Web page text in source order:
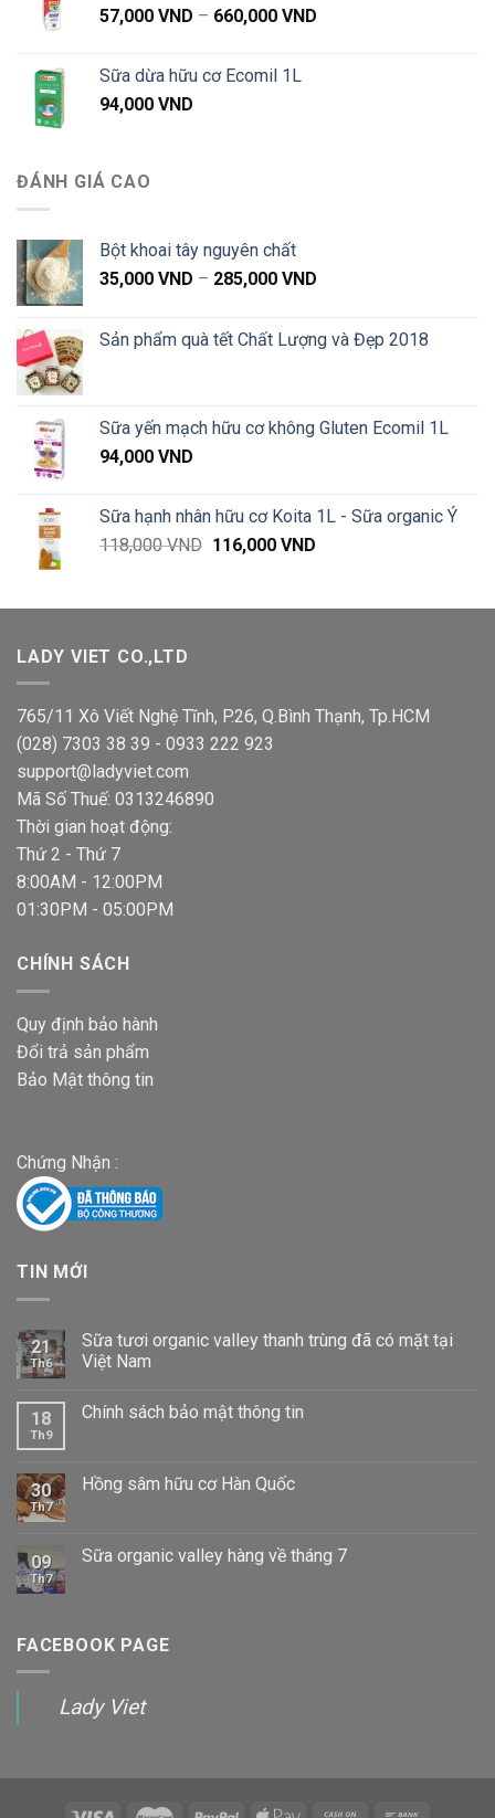
57,000 VND – 660,000 VND
Sữa dừa hữu cơ Ecomil 1L
94,000 VND
ĐÁNH GIÁ CAO
Bột khoai tây nguyên chất
35,000 VND – 285,000 VND
35,000 VND
Sản phẩm quà tết Chất Lượng và Đẹp 2018
Sữa yến mạch hữu cơ không Gluten Ecomil 1L
94,000 VND
Sữa hạnh nhân hữu cơ Koita 1L - Sữa organic Ý
118,000VND Giá
118,000 VND.
116,000 VNDGiá
là:
LADY VIET CO.,LTD
765/11 Xô Viết Nghệ Tĩnh, P.26, Q.Bình Thạnh, Tp.HCM
(028) 7303 38 39 - 0933 222 923
support@ladyviet.com
Mã Số Thuế: 0313246890
Thời gian hoạt động:
Thứ 2 - Thứ 7
8:00AM - 12:00PM
01:30PM - 05:00PM
CHÍNH SÁCH
Quy định bảo hành
Đổi trả sản phẩm
Bảo Mật thông tin
Chứng Nhận :
TIN MỚI
21
Th6
Sữa tươi organic valley thanh trùng đã có mặt tại
Việt Nam
18
Th9
Chính sách bảo mật thông tin
30
Th7
Hồng sâm hữu cơ Hàn Quốc
09
Th7
Sữa organic valley hàng về tháng 7
FACEBOOK PAGE
Lady Viet